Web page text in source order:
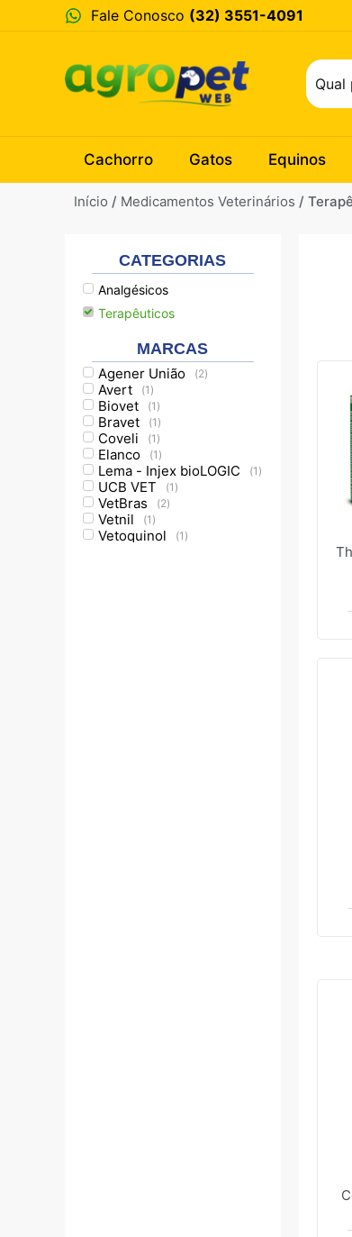
Fale Conosco (32) 3551-4091
Cachorro Gatos Equinos
Início / Medicamentos Veterinários /
CATEGORIAS
Analgésicos
Terapêuticos
MARCAS
Agener União (2)
Avert (1 )
Biovet (1 )
Bravet (1 )
Coveli (1 )
Elanco (1 )
Lema - Injex bioLOGIC (1 )
UCB VET (1 )
VetBras (2)
Vetnil (1 )
Vetoquinol (1 )